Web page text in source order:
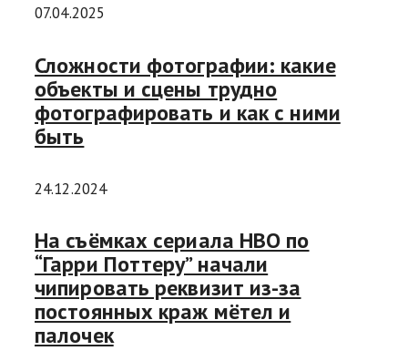
07.04.2025
Сложности фотографии: какие
объекты и сцены трудно
фотографировать и как с ними
быть
24.12.2024
На съёмках сериала HBO по
“Гарри Поттеру” начали
чипировать реквизит из-за
постоянных краж мётел и
палочек